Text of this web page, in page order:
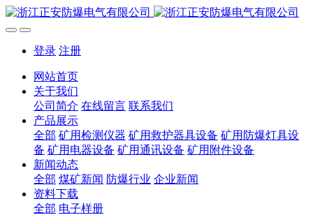
登录 注册
网站首页
关于我们
公司简介 在线留言 联系我们
产品展示
全部 矿用检测仪器 矿用救护器具设备 矿用防爆灯具设
备 矿用电器设备 矿用通讯设备 矿用附件设备
新闻动态
全部 煤矿新闻 防爆行业 企业新闻
资料下载
全部 电子样册